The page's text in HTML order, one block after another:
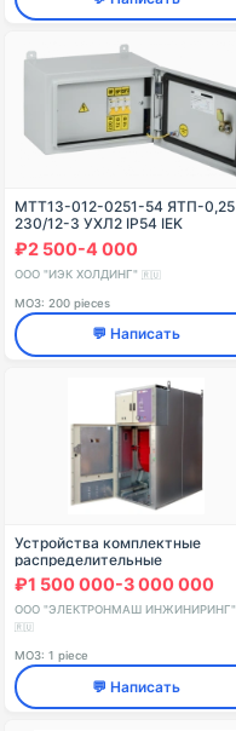
MTT13-012-0251-54 ЯТП-0,25
230/12-3 УХЛ2 IP54 IEK
₽2 500-4 000
ООО "ИЭК ХОЛДИНГ" 🇷🇺
МОЗ: 200 pieces
💬 Написать
Устройства комплектные
распределительные
номинальным напряжением
35кВ "Элтима+"
₽1 500 000-3 000 000
ООО "ЭЛЕКТРОНМАШ ИНЖИНИРИНГ"
🇷🇺
МОЗ: 1 piece
💬 Написать